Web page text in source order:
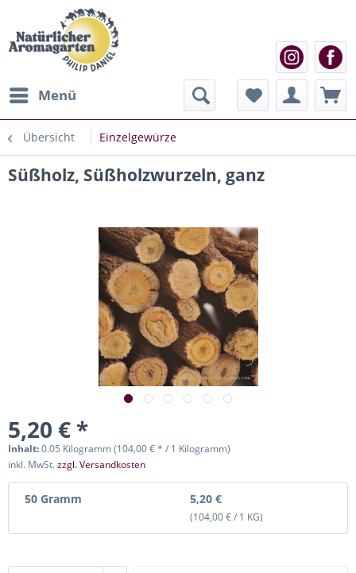
Menü
Übersicht Einzelgewürze
Süßholz, Süßholzwurzeln, ganz
5,20 € *
Inhalt:0.05 Kilogramm (104,00 € * / 1 Kilogramm)
inkl. MwSt.zzgl. Versandkosten
50 Gramm 5,20 €
(104,00 € / 1 KG)